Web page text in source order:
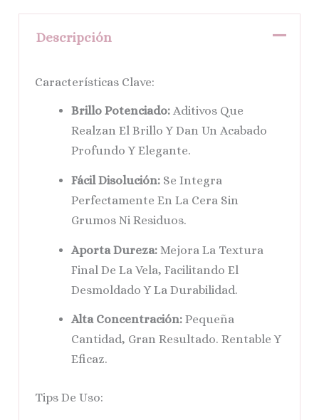
Descripción
Características Clave:
Brillo Potenciado: Aditivos Que
Realzan El Brillo Y Dan Un Acabado
Profundo Y Elegante.
Fácil Disolución: Se Integra
Perfectamente En La Cera Sin
Grumos Ni Residuos.
Aporta Dureza: Mejora La Textura
Final De La Vela, Facilitando El
Desmoldado Y La Durabilidad.
Alta Concentración: Pequeña
Cantidad, Gran Resultado. Rentable Y
Eficaz.
Tips De Uso: